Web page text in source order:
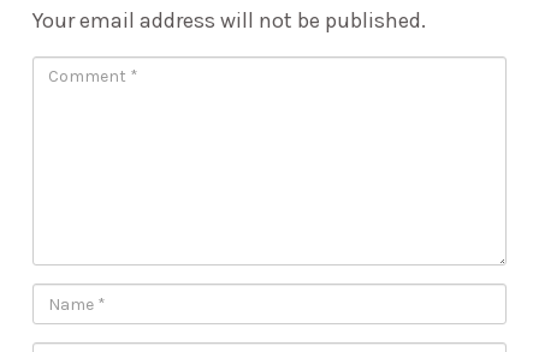
Your email address will not be published.